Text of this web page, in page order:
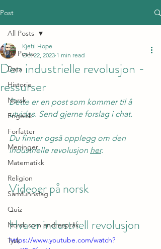
Post
All Posts
Data
Historie
Norsk
Engelsk
Forfatter
Meninger
Matematikk
Religion
Samfunnsfag
Quiz
Norsk som andrespråk
Tysk
All Posts
Den industrielle revolusjon -
ressurser
Kjetil Hope
Oct 22, 2023 1 min read
Dette er en post som kommer til å
utvides. Send gjerne forslag i chat.
Du finner også opplegg om den
industrielle revolusjon her.
Videoer på norsk
Hva er industriell revolusjon
https://www.youtube.com/watch?